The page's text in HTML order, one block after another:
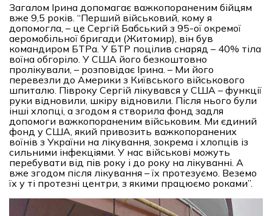
Загалом Ірина допомагає важкопораненим бійцям
вже 9,5 років. “Перший військовий, кому я
допомогла, – це Сергій Бабський з 95-ої окремої
аеромобільної бригади (Житомир), він був
командиром БТРа. У БТР поцілив снаряд – 40% тіла
воїна обгоріло. У США його безкоштовно
пролікували, – розповідає Ірина. – Ми його
перевезли до Америки з Київського військового
шпиталю. Півроку Сергій лікувався у США – функції
руки відновили, шкіру відновили. Після нього були
інші хлопці, а згодом я створила фонд задля
допомоги важкопораненим військовим. Ми єдиний
фонд у США, який привозить важкопоранених
воїнів з України на лікування, зокрема і хлопців із
сильними інфекціями. У нас військові можуть
перебувати від пів року і до року на лікуванні. А
вже згодом після лікування – їх протезуємо. Веземо
їх у ті протезні центри, з якими працюємо роками”.